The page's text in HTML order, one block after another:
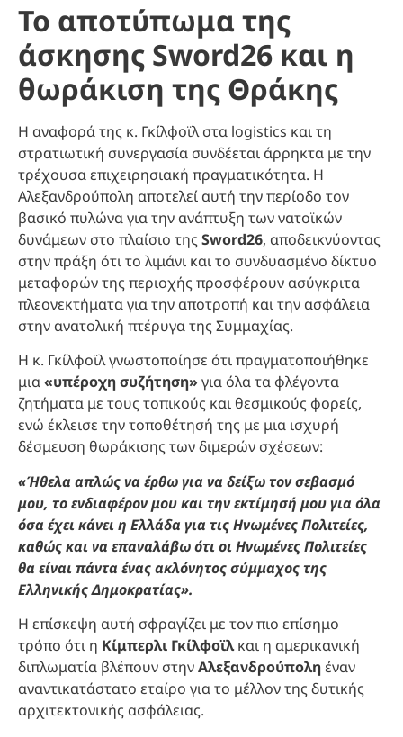
Το αποτύπωμα της
άσκησης Sword26 και η
θωράκιση της Θράκης
Η αναφορά της κ. Γκίλφοϊλ στα logistics και τη
στρατιωτική συνεργασία συνδέεται άρρηκτα με την
τρέχουσα επιχειρησιακή πραγματικότητα. Η
Αλεξανδρούπολη αποτελεί αυτή την περίοδο τον
βασικό πυλώνα για την ανάπτυξη των νατοϊκών
δυνάμεων στο πλαίσιο της Sword26, αποδεικνύοντας
στην πράξη ότι το λιμάνι και το συνδυασμένο δίκτυο
μεταφορών της περιοχής προσφέρουν ασύγκριτα
πλεονεκτήματα για την αποτροπή και την ασφάλεια
στην ανατολική πτέρυγα της Συμμαχίας.
Η κ. Γκίλφοϊλ γνωστοποίησε ότι πραγματοποιήθηκε
μια«υπέροχη συζήτηση» για όλα τα φλέγοντα
ζητήματα με τους τοπικούς και θεσμικούς φορείς,
ενώ έκλεισε την τοποθέτησή της με μια ισχυρή
δέσμευση θωράκισης των διμερών σχέσεων:
«Ήθελα απλώς να έρθω για να δείξω τον σεβασμό
μου, το ενδιαφέρον μου και την εκτίμησή μου για όλα
όσα έχει κάνει η Ελλάδα για τις Ηνωμένες Πολιτείες,
καθώς και να επαναλάβω ότι οι Ηνωμένες Πολιτείες
θα είναι πάντα ένας ακλόνητος σύμμαχος της
Ελληνικής Δημοκρατίας».
Η επίσκεψη αυτή σφραγίζει με τον πιο επίσημο
τρόπο ότι η Κίμπερλι Γκίλφοϊλκαι η αμερικανική
διπλωματία βλέπουν στηνΑλεξανδρούποληέναν
αναντικατάστατο εταίρο για το μέλλον της δυτικής
αρχιτεκτονικής ασφάλειας.